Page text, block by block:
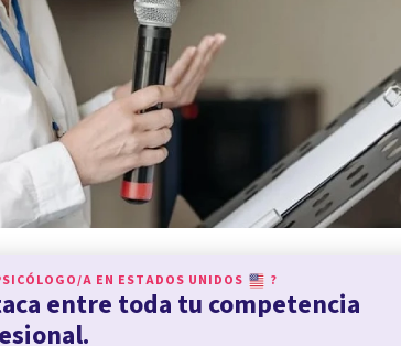
A EN ESTADOS UNIDOS ?
entre toda tu competencia